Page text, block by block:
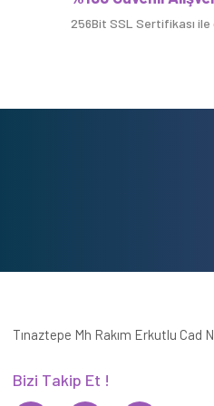
256Bit SSL Sertifikası ile
Tınaztepe Mh Rakım Erkutlu Cad
Bizi Takip Et !